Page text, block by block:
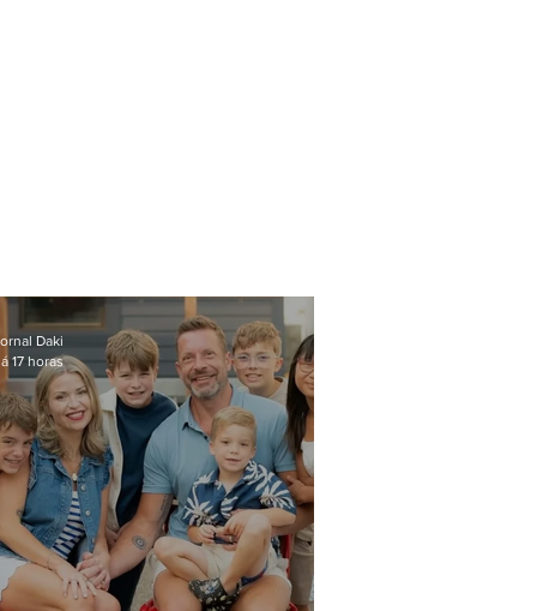
Daki
17 horas